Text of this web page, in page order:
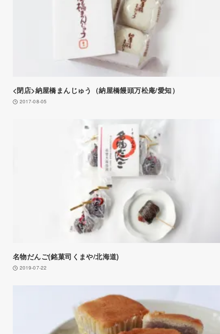
<閉店>納屋橋まんじゅう（納屋橋饅頭万松庵/愛知）
2017-08-05
名物だんご(銘菓司くまや/北海道)
2019-07-22